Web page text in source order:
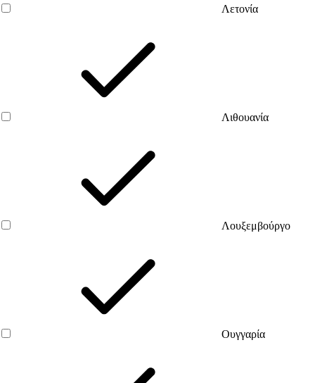
Λετονία
Λιθουανία
Λουξεμβούργο
Ουγγαρία